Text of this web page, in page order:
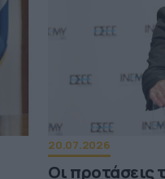
20.07.2026
Οι προτάσεις